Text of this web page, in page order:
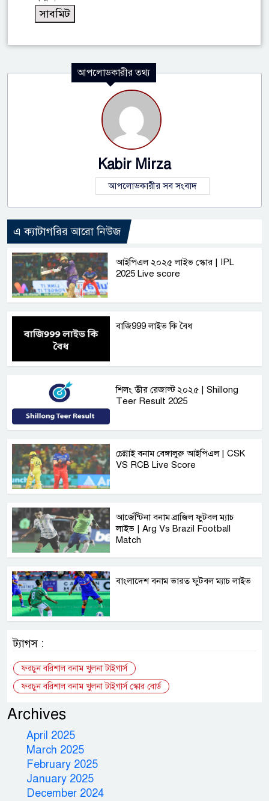
আপলোডকারীর তথ্য
Kabir Mirza
আপলোডকারীর সব সংবাদ
এ ক্যাটাগরির আরো নিউজ
আইপিএল ২০২৫ লাইভ স্কোর | IPL
2025 Live score
বাজি999 লাইভ কি বৈধ
শিলং তীর রেজাল্ট ২০২৫ | Shillong
Teer Result 2025
চেন্নাই বনাম বেঙ্গালুরু আইপিএল | CSK
VS RCB Live Score
আর্জেন্টিনা বনাম ব্রাজিল ফুটবল ম্যাচ
লাইভ | Arg Vs Brazil Football
Match
বাংলাদেশ বনাম ভারত ফুটবল ম্যাচ লাইভ
ট্যাগস :
ফরচুন বরিশাল বনাম খুলনা টাইগার্স
ফরচুন বরিশাল বনাম খুলনা টাইগার্স স্কোর বোর্ড
Archives
April 2025
March 2025
February 2025
January 2025
December 2024